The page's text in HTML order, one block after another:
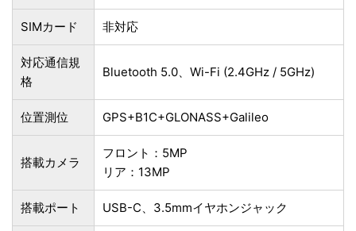
SIMカード 非対応
対応通信規
格
Bluetooth 5.0、Wi-Fi (2.4GHz / 5GHz)
位置測位 GPS+B1C+GLONASS+Galileo
搭載カメラ
フロント：5MP
リア：13MP
搭載ポート USB-C、3.5mmイヤホンジャック